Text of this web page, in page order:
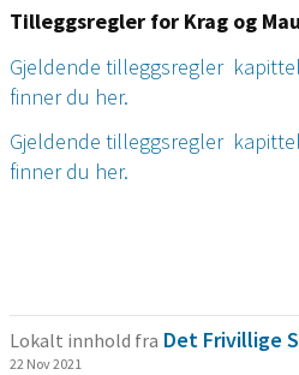
Tilleggsregler for Krag og
Gjeldende tilleggsregler
finner du her.
Gjeldende tilleggsregler
finner du her.
Lokalt innhold fra Det Frivillige
22 Nov 2021